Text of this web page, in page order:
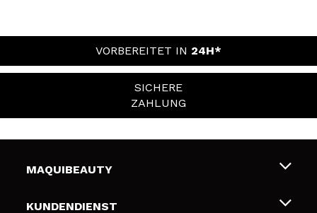
VORBEREITET IN 24H*
SICHERE
ZAHLUNG
MAQUIBEAUTY
Über uns
KUNDENDIENST